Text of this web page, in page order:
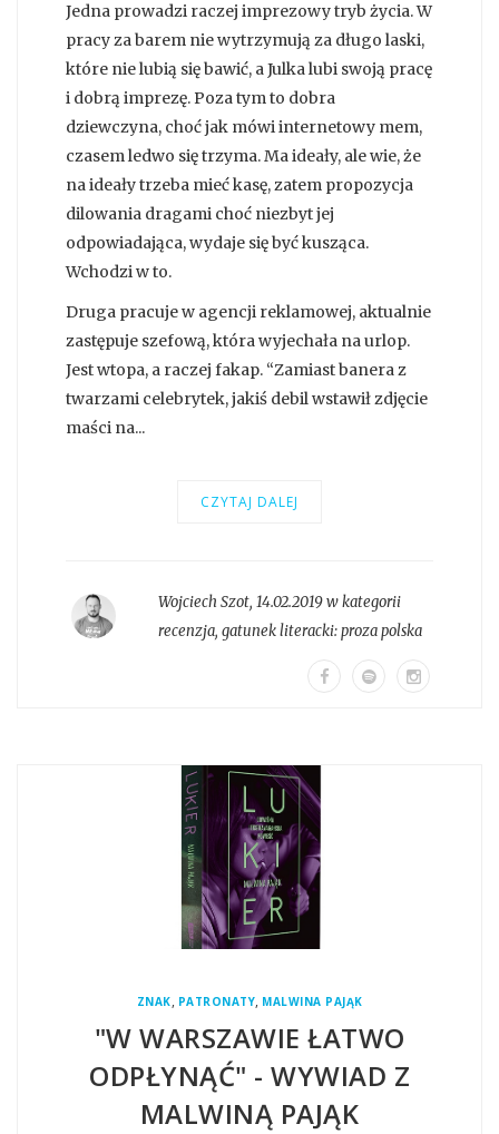
Jedna prowadzi raczej imprezowy tryb życia. W
pracy za barem nie wytrzymują za długo laski,
które nie lubią się bawić, a Julka lubi swoją pracę
i dobrą imprezę. Poza tym to dobra
dziewczyna, choć jak mówi internetowy mem,
czasem ledwo się trzyma. Ma ideały, ale wie, że
na ideały trzeba mieć kasę, zatem propozycja
dilowania dragami choć niezbyt jej
odpowiadająca, wydaje się być kusząca.
Wchodzi w to.
Druga pracuje w agencji reklamowej, aktualnie
zastępuje szefową, która wyjechała na urlop.
Jest wtopa, a raczej fakap. “Zamiast banera z
twarzami celebrytek, jakiś debil wstawił zdjęcie
maści na...
CZYTAJ DALEJ
Wojciech Szot, 14.02.2019 w kategorii
recenzja, gatunek literacki:proza polska
ZNAK, PATRONATY, MALWINA PAJĄK
"W WARSZAWIE ŁATWO
ODPŁYNĄĆ" - WYWIAD Z
MALWINĄ PAJĄK